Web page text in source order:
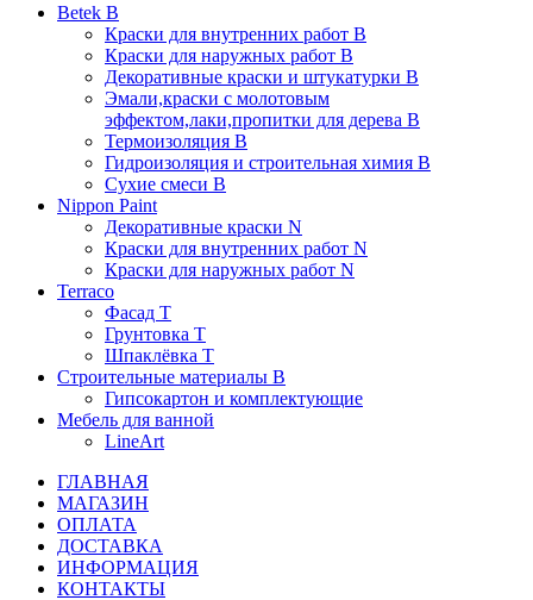
Betek B
Краски для внутренних работ B
Краски для наружных работ B
Декоративные краски и штукатурки В
Эмали,краски с молотовым
эффектом,лаки,пропитки для дерева В
Термоизоляция В
Гидроизоляция и строительная химия В
Сухие смеси B
Nippon Paint
Декоративные краски N
Краски для внутренних работ N
Краски для наружных работ N
Terraco
Фасад Т
Грунтовка T
Шпаклёвка T
Строительные материалы В
Гипсокартон и комплектующие
Мебель для ванной
LineArt
ГЛАВНАЯ
МАГАЗИН
ОПЛАТА
ДОСТАВКА
ИНФОРМАЦИЯ
КОНТАКТЫ